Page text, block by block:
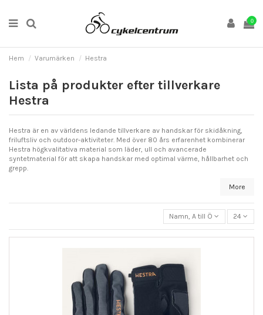
0
Hem Varumärken Hestra
Lista på produkter efter tillverkare
Hestra
Hestra är en av världens ledande tillverkare av handskar för skidåkning,
friluftsliv och outdoor-aktiviteter. Med över 80 års erfarenhet kombinerar
Hestra högkvalitativa material som läder, ull och avancerade
syntetmaterial för att skapa handskar med optimal värme, hållbarhet och
grepp.
More
Namn, A till Ö 24